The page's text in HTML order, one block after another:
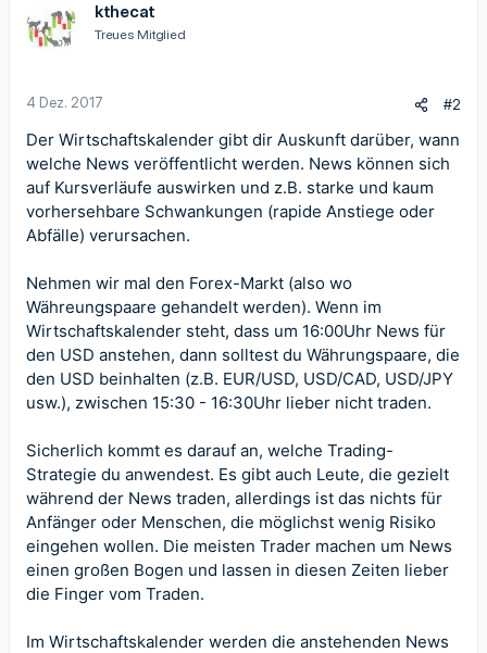
kthecat
Treues Mitglied
4 Dez. 2017 #2
Der Wirtschaftskalender gibt dir Auskunft darüber, wann
welche News veröffentlicht werden. News können sich
auf Kursverläufe auswirken und z.B. starke und kaum
vorhersehbare Schwankungen (rapide Anstiege oder
Abfälle) verursachen.
Nehmen wir mal den Forex-Markt (also wo
Währeungspaare gehandelt werden). Wenn im
Wirtschaftskalender steht, dass um 16:00Uhr News für
den USD anstehen, dann solltest du Währungspaare, die
den USD beinhalten (z.B. EUR/USD, USD/CAD, USD/JPY
usw.), zwischen 15:30 - 16:30Uhr lieber nicht traden.
Sicherlich kommt es darauf an, welche Trading-
Strategie du anwendest. Es gibt auch Leute, die gezielt
während der News traden, allerdings ist das nichts für
Anfänger oder Menschen, die möglichst wenig Risiko
eingehen wollen. Die meisten Trader machen um News
einen großen Bogen und lassen in diesen Zeiten lieber
die Finger vom Traden.
Im Wirtschaftskalender werden die anstehenden News